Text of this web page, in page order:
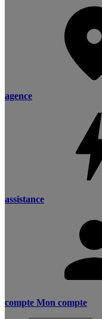
agence
assistance
compte Mon compte